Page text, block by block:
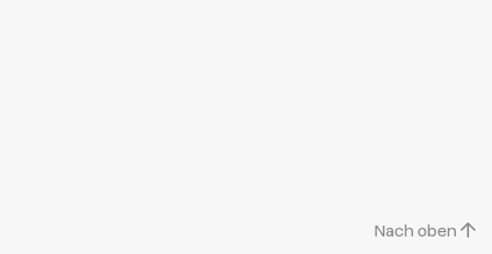
Nach oben